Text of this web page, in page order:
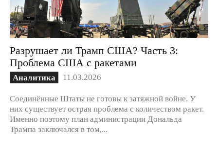
Разрушает ли Трамп США? Часть 3:
Проблема США с ракетами
Аналитика 11.03.2026
Соединённые Штаты не готовы к затяжной войне. У
них существует острая проблема с количеством ракет.
Именно поэтому план администрации Дональда
Трампа заключался в том,...